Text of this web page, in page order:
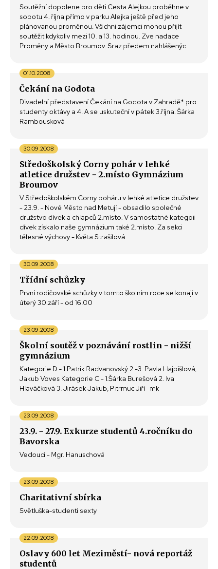
Soutěžní dopolene pro děti Cesta Alejkou proběhne v
sobotu 4. října přímo v parku Alejka ještě před jeho
plánovanou proměnou. Všichni zájemci mohou přijít
soutěžit kdykoliv mezi 10. a 13. hodinou. Zve nadace
Proměny a Město Broumov. Sraz předem nahlášenýc
Čekání na Godota
01.10.2008
Divadelní představení Čekání na Godota v Zahradě* pro
studenty oktávy a 4. A se uskuteční v pátek 3.října. Šárka
Rambousková
Středoškolský Corny pohár v lehké
atletice družstev - 2.místo Gymnázium
Broumov
30.09.2008
V Středoškolském Corny poháru v lehké atletice družstev
- 23.9. - Nové Město nad Metují - obsadilo společné
družstvo dívek a chlapců 2.místo. V samostatné kategoii
dívek získalo naše gymnázium také 2.místo. Za sekci
tělesné výchovy - Květa Strašilová
Třídní schůzky
30.09.2008
První rodičovské schůzky v tomto školním roce se konají v
úterý 30.září - od 16.00
Školní soutěž v poznávání rostlin - nižší
gymnázium
23.09.2008
Kategorie D - 1.Patrik Radvanovský 2.-3. Pavla Hajpišlová,
Jakub Voves Kategorie C - 1.Šárka Burešová 2. Iva
Hlaváčková 3. Jirásek Jakub, Pitrmuc Jiří -mk-
23.9. - 27.9. Exkurze studentů 4.ročníku do
Bavorska
23.09.2008
Vedoucí - Mgr. Hanuschová
Charitativní sbírka
23.09.2008
Světluška-studenti sexty
Oslavy 600 let Meziměstí- nová reportáž
studentů
22.09.2008